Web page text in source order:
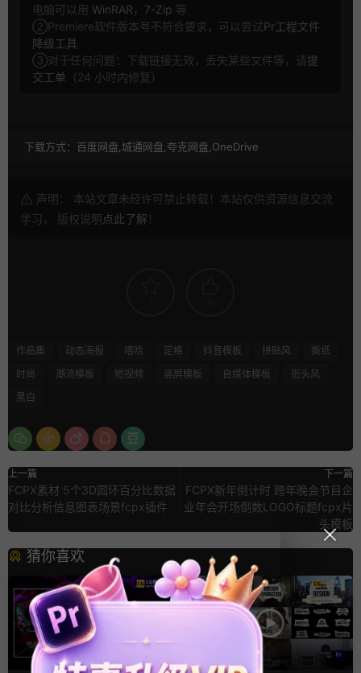
电脑可以用 WinRAR ， 7-Zip 等
②Premiere软件版本号不符合要求，可以尝试Pr工程文件
降级工具
③对于任何问题：下载链接无效，丢失某些文件等，请提
交工单 （24 小时内修复）
下载方式： 百度网盘,城通网盘,夸克网盘,OneDrive
声明： 本站文章未经许可禁止转载！本站仅供资源信息交流
学习， 版权说明点此了解 ！
作品集 动态海报 嘻哈 定格 抖音模板 拼贴风
撕纸
时尚
潮流模板 短视频 竖屏模板 自媒体模板
街头风
黑白
上一篇
FCPX素材 5个3D圆环百分比数据
对比分析信息图表场景fcpx插件
下一篇
FCPX新年倒计时 跨年晚会节目企
业年会开场倒数LOGO标题fcpx片
头模板
猜你喜欢